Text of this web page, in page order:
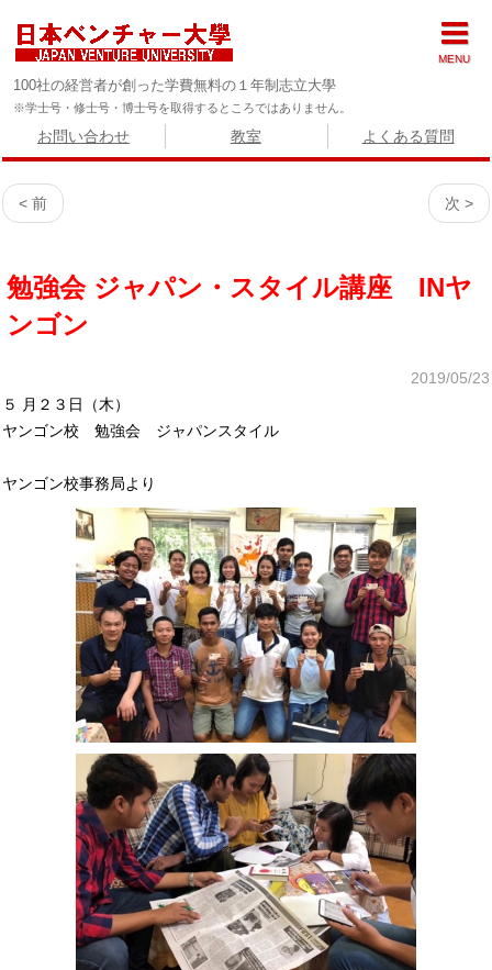
100社の経営者が創った学費無料の１年制志立大學
※学士号・修士号・博士号を取得するところではありません。
お問い合わせ 教室 よくある質問
< 前 次 >
勉強会 ジャパン・スタイル講座 INヤ
ンゴン
2019/05/23
５ 月２３日（木）
ヤンゴン校 勉強会 ジャパンスタイル
ヤンゴン校事務局より
MENU